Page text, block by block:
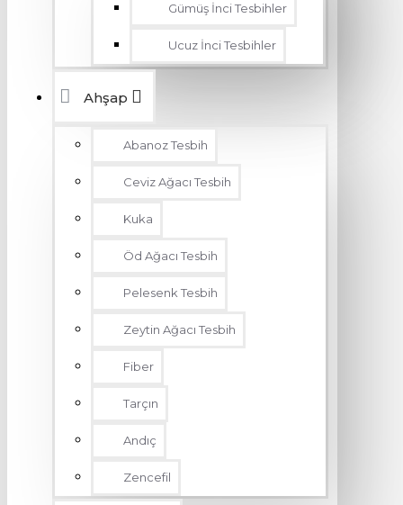
Gümüş İnci Tesbihler
Ucuz İnci Tesbihler
Ahşap
Abanoz Tesbih
Ceviz Ağacı Tesbih
Kuka
Öd Ağacı Tesbih
Pelesenk Tesbih
Zeytin Ağacı Tesbih
Fiber
Tarçın
Andıç
Zencefil